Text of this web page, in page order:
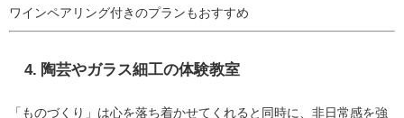
ワインペアリング付きのプランもおすすめ
4. 陶芸やガラス細工の体験教室
「ものづくり」は心を落ち着かせてくれると同時に、非日常感を強